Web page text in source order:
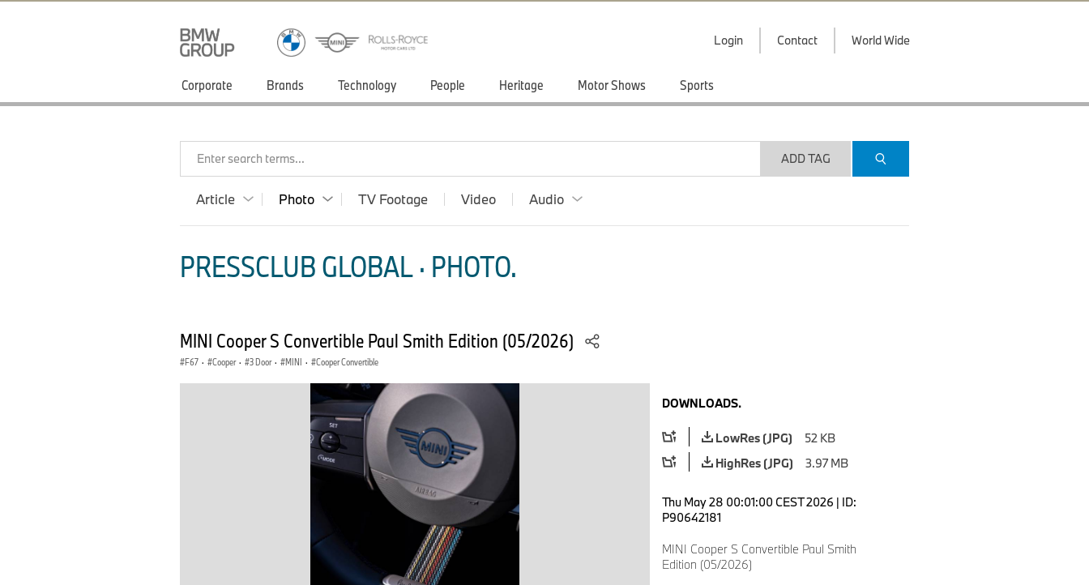
Login Contact World Wide
Corporate Brands Technology People Heritage Motor Shows Sports
Enter search terms... ADD TAG
Article Photo TV Footage Video Audio
PRESSCLUB GLOBAL · PHOTO.
MINI Cooper S Convertible Paul Smith Edition (05/2026)
F67 · Cooper · 3 Door · MINI · Cooper Convertible
DOWNLOADS.
LowRes (JPG)
52 KB
HighRes (JPG)
3.97 MB
Thu May 28 00:01:00 CEST 2026 | ID:
P90642181
MINI Cooper S Convertible Paul Smith
Edition (05/2026)